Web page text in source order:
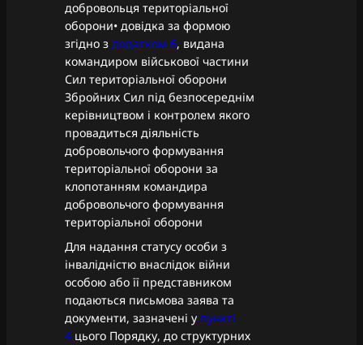
добровольця територіальної
оборони• довідка за формою
згідно з додатком 6, видана
командиром військової частини
Сил територіальної оборони
Збройних Сил під безпосереднім
керівництвом і контролем якого
провадиться діяльність
добровольчого формування
територіальної оборони за
клопотанням командира
добровольчого формування
територіальної оборони
Для надання статусу особи з
інвалідністю внаслідок війни
особою або її представником
подаються письмова заява та
документи, зазначені у пункті
4 цього Порядку, до структурних